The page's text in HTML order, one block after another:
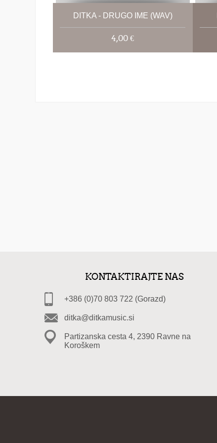
DITKA - DRUGO IME (WAV)
4,00 €
KONTAKTIRAJTE NAS
+386 (0)70 803 722 (Gorazd)
ditka@ditkamusic.si
Partizanska cesta 4, 2390 Ravne na
Koroškem